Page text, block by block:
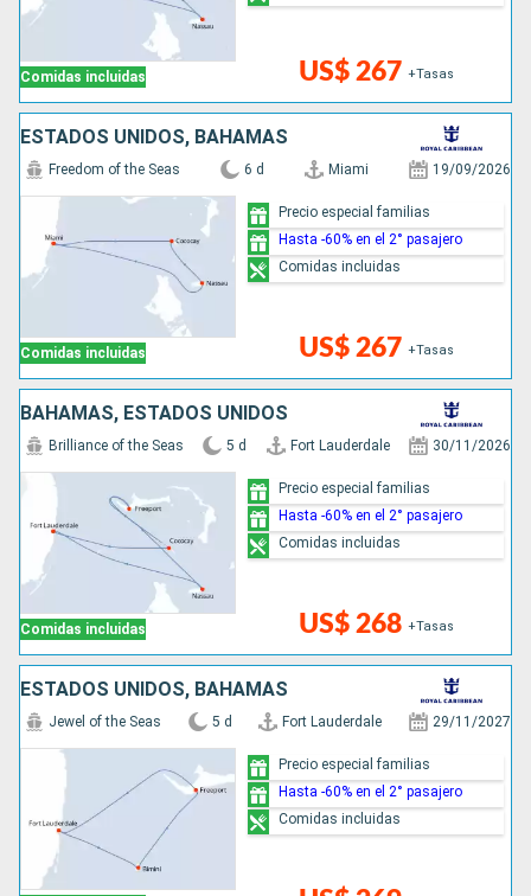
Comidas incluidas US$ 267 +Tasas
ESTADOS UNIDOS, BAHAMAS
Comidas incluidas
Freedom of the Seas 6 d Miami 19/09/2026
US$ 267 +Tasas
Precio especial familias
Hasta -60% en el 2° pasajero
Comidas incluidas
BAHAMAS, ESTADOS UNIDOS
Comidas incluidas
Brilliance of the Seas 5 d Fort Lauderdale 30/11/2026
US$ 268 +Tasas
Precio especial familias
Hasta -60% en el 2° pasajero
Comidas incluidas
ESTADOS UNIDOS, BAHAMAS
Jewel of the Seas 5 d Fort Lauderdale 29/11/2027
Precio especial familias
Hasta -60% en el 2° pasajero
Comidas incluidas